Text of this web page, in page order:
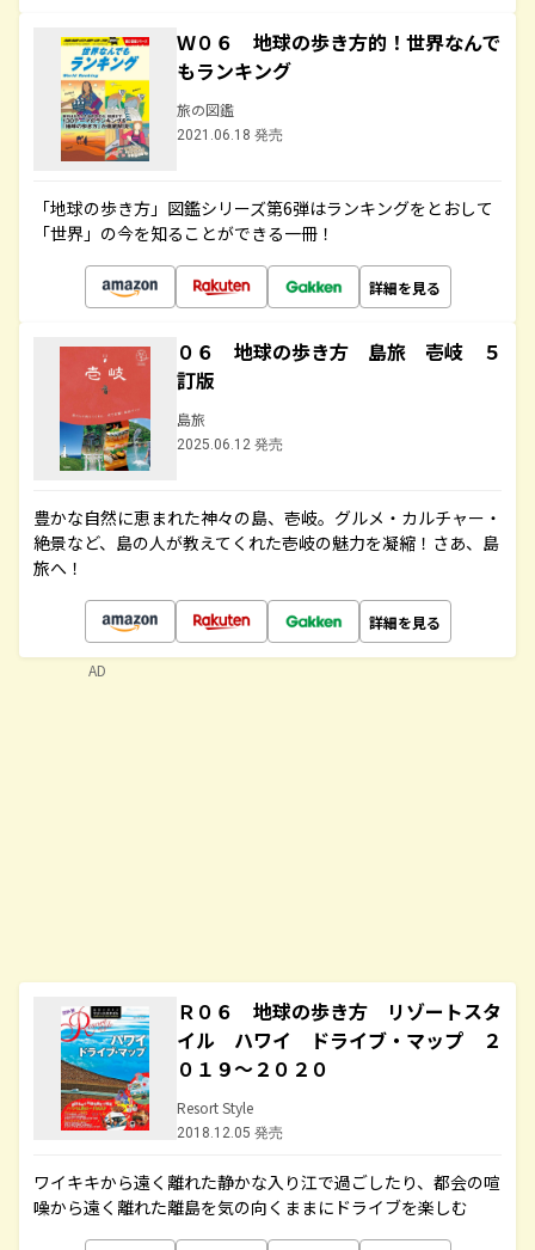
Ｗ０６ 地球の歩き方的！世界なんで
もランキング
旅の図鑑
2021.06.18 発売
「地球の歩き方」図鑑シリーズ第6弾はランキングをとおして
「世界」の今を知ることができる一冊！
詳細を見る
０６ 地球の歩き方 島旅 壱岐 ５
訂版
島旅
2025.06.12 発売
豊かな自然に恵まれた神々の島、壱岐。グルメ・カルチャー・
絶景など、島の人が教えてくれた壱岐の魅力を凝縮！さあ、島
旅へ！
詳細を見る
Ｒ０６ 地球の歩き方 リゾートスタ
イル ハワイ ドライブ・マップ ２
０１９～２０２０
Resort Style
2018.12.05 発売
ワイキキから遠く離れた静かな入り江で過ごしたり、都会の喧
噪から遠く離れた離島を気の向くままにドライブを楽しむ
AD